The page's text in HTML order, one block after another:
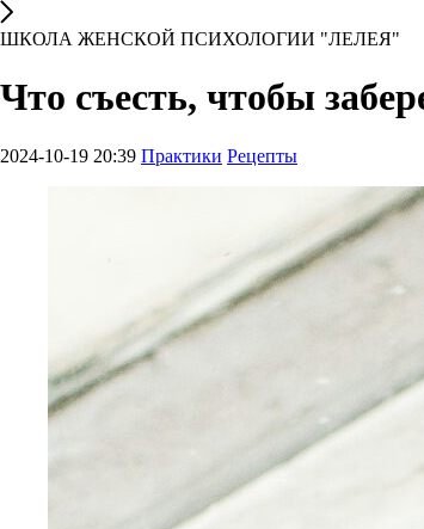
ШКОЛА ЖЕНСКОЙ ПСИХОЛОГИИ "ЛЕЛЕЯ"
Что съесть, чтобы
2024-10-19 20:39 Практики Рецепты